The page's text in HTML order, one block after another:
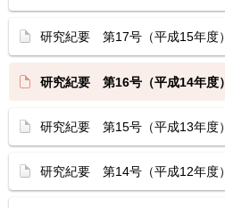
研究紀要 第17号（平成15年度）
研究紀要 第16号（平成14年度）
研究紀要 第15号（平成13年度）
研究紀要 第14号（平成12年度）